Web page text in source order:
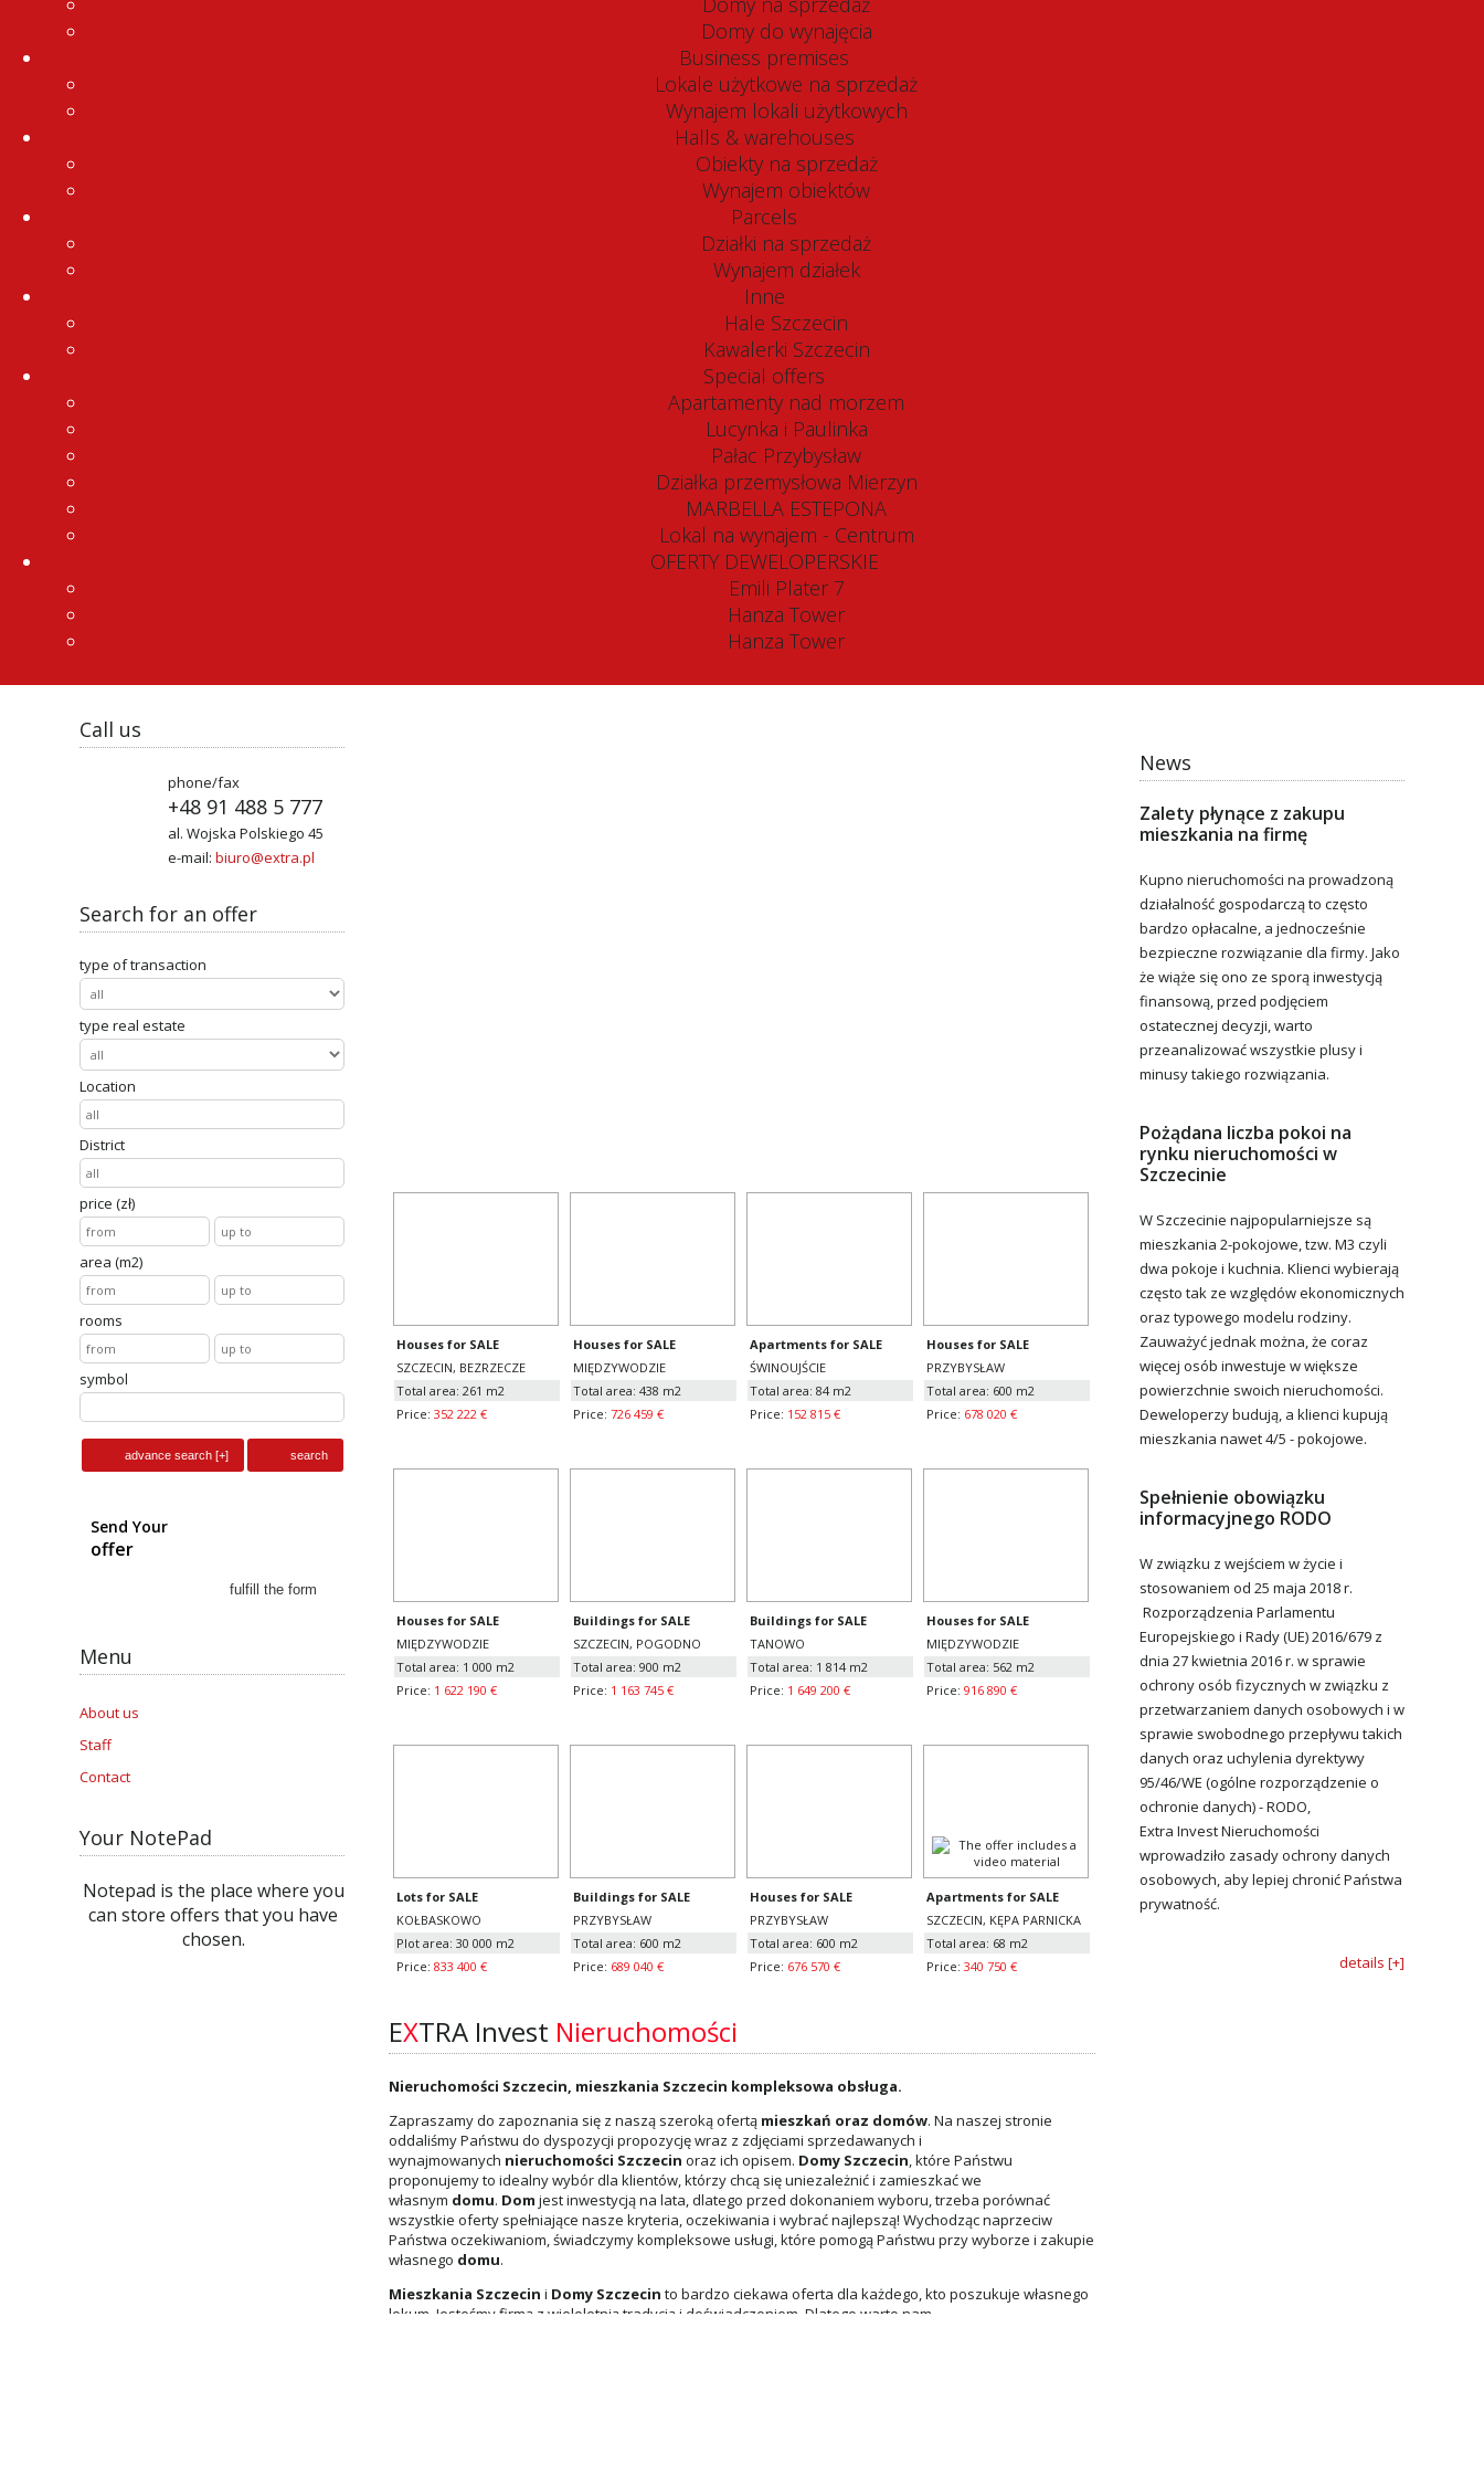
Domy do wynajęcia
Business premises
Lokale użytkowe na sprzedaż
Wynajem lokali użytkowych
Halls & warehouses
Obiekty na sprzedaż
Wynajem obiektów
Parcels
Działki na sprzedaż
Wynajem działek
Inne
Hale Szczecin
Kawalerki Szczecin
Special offers
Apartamenty nad morzem
Lucynka i Paulinka
Pałac Przybysław
Działka przemysłowa Mierzyn
MARBELLA ESTEPONA
Lokal na wynajem - Centrum
OFERTY DEWELOPERSKIE
Emili Plater 7
Hanza Tower
Hanza Tower
Call us
phone/fax
+48 91 488 5 777
al. Wojska Polskiego 45
e-mail: biuro@extra.pl
Search for an offer
type of transaction
type real estate
Location
District
price (zł)
area (m2)
rooms
symbol
Send Your
offer
Menu
About us
Staff
Contact
Your NotePad
Notepad is the place where you
can store offers that you have
chosen.
Houses for SALE
SZCZECIN, BEZRZECZE
Total area: 261 m2
Price: 352 222 €
Houses for SALE
MIĘDZYWODZIE
Total area: 438 m2
Price: 726 459 €
Apartments for SALE
ŚWINOUJŚCIE
Total area: 84 m2
Price: 152 815 €
Houses for SALE
PRZYBYSŁAW
Total area: 600 m2
Price: 678 020 €
Houses for SALE
MIĘDZYWODZIE
Total area: 1 000 m2
Price: 1 622 190 €
Buildings for SALE
SZCZECIN, POGODNO
Total area: 900 m2
Price: 1 163 745 €
Buildings for SALE
TANOWO
Total area: 1 814 m2
Price: 1 649 200 €
Houses for SALE
MIĘDZYWODZIE
Total area: 562 m2
Price: 916 890 €
Lots for SALE
KOŁBASKOWO
Plot area: 30 000 m2
Price: 833 400 €
Buildings for SALE
PRZYBYSŁAW
Total area: 600 m2
Price: 689 040 €
Houses for SALE
PRZYBYSŁAW
Total area: 600 m2
Price: 676 570 €
Apartments for SALE
SZCZECIN, KĘPA PARNICKA
Total area: 68 m2
Price: 340 750 €
EXTRA Invest Nieruchomości
Nieruchomości Szczecin, mieszkania Szczecin kompleksowa obsługa.
Zapraszamy do zapoznania się z naszą szeroką ofertą mieszkań oraz domów. Na naszej stronie
oddaliśmy Państwu do dyspozycji propozycję wraz z zdjęciami sprzedawanych i
wynajmowanych nieruchomości Szczecin oraz ich opisem. Domy Szczecin, które Państwu
proponujemy to idealny wybór dla klientów, którzy chcą się uniezależnić i zamieszkać we
własnym domu. Dom jest inwestycją na lata, dlatego przed dokonaniem wyboru, trzeba porównać
wszystkie oferty spełniające nasze kryteria, oczekiwania i wybrać najlepszą! Wychodząc naprzeciw
Państwa oczekiwaniom, świadczymy kompleksowe usługi, które pomogą Państwu przy wyborze i zakupie
własnego domu.
Mieszkania Szczecin i Domy Szczecin to bardzo ciekawa oferta dla każdego, kto poszukuje własnego
lokum. Jesteśmy firmą z wieloletnią tradycją i doświadczeniem. Dlatego warto nam
News
Zalety płynące z zakupu
mieszkania na firmę
Kupno nieruchomości na prowadzoną
działalność gospodarczą to często
bardzo opłacalne, a jednocześnie
bezpieczne rozwiązanie dla firmy. Jako
że wiąże się ono ze sporą inwestycją
finansową, przed podjęciem
ostatecznej decyzji, warto
przeanalizować wszystkie plusy i
minusy takiego rozwiązania.
Pożądana liczba pokoi na
rynku nieruchomości w
Szczecinie
W Szczecinie najpopularniejsze są
mieszkania 2-pokojowe, tzw. M3 czyli
dwa pokoje i kuchnia. Klienci wybierają
często tak ze względów ekonomicznych
oraz typowego modelu rodziny.
Zauważyć jednak można, że coraz
więcej osób inwestuje w większe
powierzchnie swoich nieruchomości.
Deweloperzy budują, a klienci kupują
mieszkania nawet 4/5 - pokojowe.
Spełnienie obowiązku
informacyjnego RODO
W związku z wejściem w życie i
stosowaniem od 25 maja 2018 r.
Rozporządzenia Parlamentu
Europejskiego i Rady (UE) 2016/679 z
dnia 27 kwietnia 2016 r. w sprawie
ochrony osób fizycznych w związku z
przetwarzaniem danych osobowych i w
sprawie swobodnego przepływu takich
danych oraz uchylenia dyrektywy
95/46/WE (ogólne rozporządzenie o
ochronie danych) - RODO,
Extra Invest Nieruchomości
wprowadziło zasady ochrony danych
osobowych, aby lepiej chronić Państwa
prywatność.
details [+]